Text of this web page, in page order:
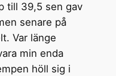
till 39,5 sen gav
senare på
Var länge
min enda
höll sig i